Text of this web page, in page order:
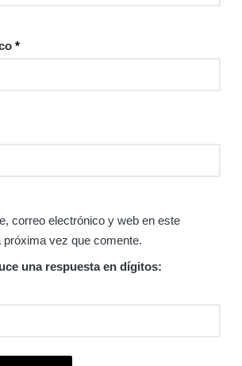
*
correo electrónico y web en este
próxima vez que comente.
una respuesta en dígitos: